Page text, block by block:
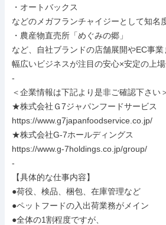
・オートバックス
などのメガフランチャイジーとして知名
・農産物直売所「めぐみの郷」
など、自社ブランドの店舗展開やEC事業
幅広いビジネスが注目の安心×安定の上場
-
＜企業情報は下記より是非ご確認下さい
★株式会社Ｇ7ジャパンフードサービス
https://www.g7japanfoodservice.co.jp/
★株式会社G-7ホールディングス
https://www.g-7holdings.co.jp/group/
-
【具体的な仕事内容】
●荷役、検品、梱包、在庫管理など
●ペットフードの入出荷業務がメイン
●全体の1割程度ですが、